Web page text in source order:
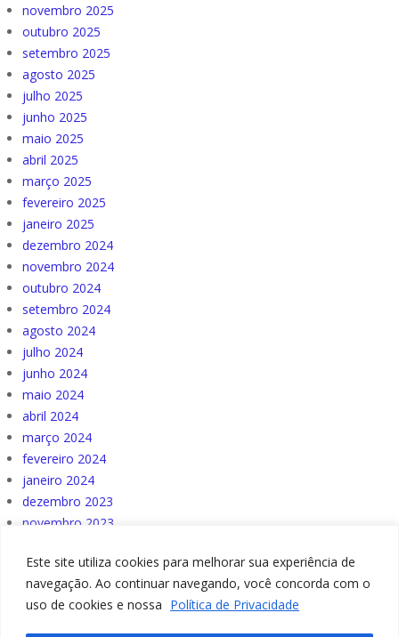
Este site utiliza cookies para melhorar sua experiência de
navegação. Ao continuar navegando, você concorda com o
uso de cookies e nossa Política de Privacidade
novembro 2025
outubro 2025
setembro 2025
agosto 2025
julho 2025
junho 2025
maio 2025
abril 2025
março 2025
fevereiro 2025
janeiro 2025
dezembro 2024
novembro 2024
outubro 2024
setembro 2024
agosto 2024
julho 2024
junho 2024
maio 2024
abril 2024
março 2024
fevereiro 2024
janeiro 2024
dezembro 2023
novembro 2023